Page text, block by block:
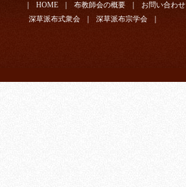
HOME 布教師会の概要 お問い合わせ
深草派布式衆会
深草派布宗学会